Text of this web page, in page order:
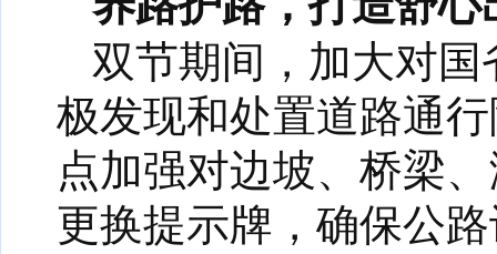
双节期间，加大对
极发现和处置道路通
点加强对边坡、桥梁
更换提示牌，确保公